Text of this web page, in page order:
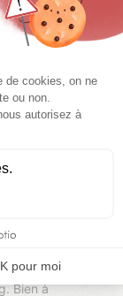
bémol
; or le
Bien à